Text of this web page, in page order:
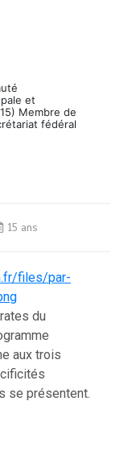
et
Membre de
fédéral
15 ans
du
aux trois
se présentent.